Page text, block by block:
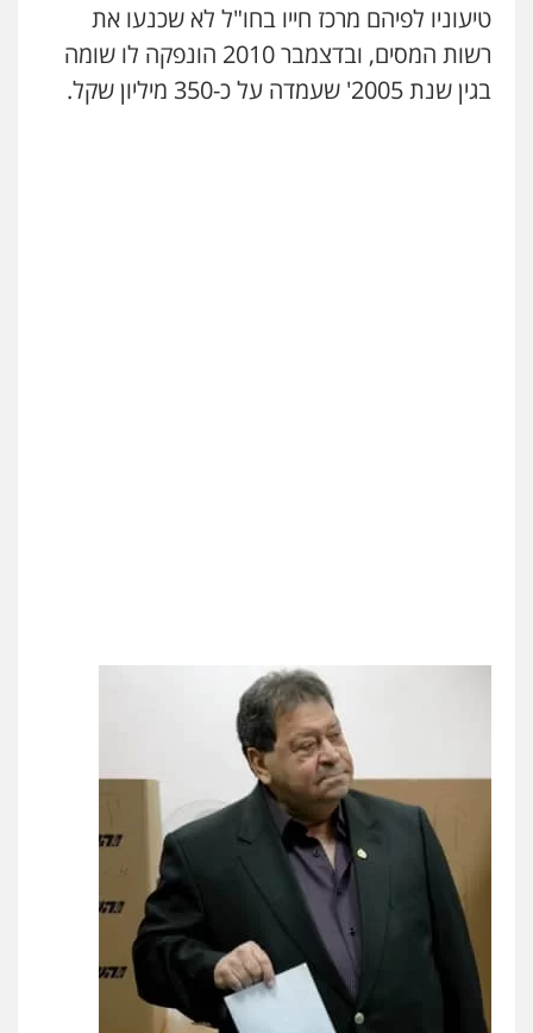
שחר מנדלמן, שלומציון גבאי מנדלמן
– משרד עורכי דין
התמחות בייצוג בעבירות מין
0505522334
עו"ד קובי בן שעיה
פלילי צווארון לבן צבאי
0524040052
עו"ד לימור רוט חזן
פלילי מעצרים פשיעה חמורה
0523407232
עו"ד אורי רינצקי
פלילי ניהול משפטים
טיעוניו לפיהם מרכז חייו בחו"ל לא שכנעו את
רשות המסים, ובדצמבר 2010 הונפקה לו שומה
בגין שנת 2005' שעמדה על כ-350 מיליון שקל.